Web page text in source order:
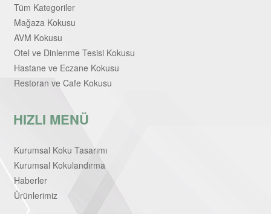
Tüm Kategoriler
Mağaza Kokusu
AVM Kokusu
Otel ve Dinlenme Tesisi Kokusu
Hastane ve Eczane Kokusu
Restoran ve Cafe Kokusu
HIZLI MENÜ
Kurumsal Koku Tasarımı
Kurumsal Kokulandırma
Haberler
Ürünlerimiz